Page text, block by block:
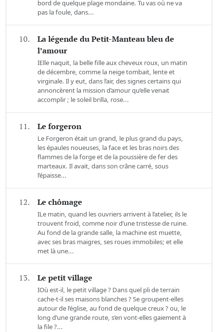
bord de quelque plage mondaine. Tu vas où ne va
pas la foule, dans...
10.
La légende du Petit-Manteau bleu de
l’amour
IElle naquit, la belle fille aux cheveux roux, un matin
de décembre, comme la neige tombait, lente et
virginale. Il y eut, dans l’air, des signes certains qui
annoncèrent la mission d’amour qu’elle venait
accomplir ; le soleil brilla, rose...
11. Le forgeron
Le Forgeron était un grand, le plus grand du pays,
les épaules noueuses, la face et les bras noirs des
flammes de la forge et de la poussière de fer des
marteaux. Il avait, dans son crâne carré, sous
l’épaisse...
12. Le chômage
ILe matin, quand les ouvriers arrivent à l’atelier, ils le
trouvent froid, comme noir d’une tristesse de ruine.
Au fond de la grande salle, la machine est muette,
avec ses bras maigres, ses roues immobiles; et elle
met là une...
13. Le petit village
IOù est-il, le petit village ? Dans quel pli de terrain
cache-t-il ses maisons blanches ? Se groupent-elles
autour de l’église, au fond de quelque creux ? ou, le
long d’une grande route, s’en vont-elles gaiement à
la file ?...